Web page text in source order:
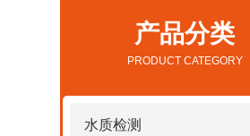
产品分类
PRODUCT CATEGORY
水质检测